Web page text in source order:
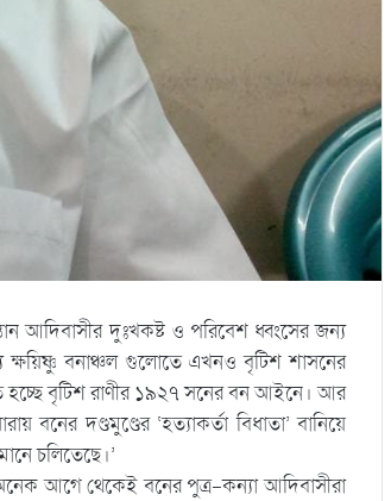
আদিবাসীর দুঃখকষ্ট ও পরিবেশ ধ্বংসের জন্য
ক্ষয়িষ্ণু বনাঞ্চল গুলোতে এখনও বৃটিশ শাসনের
হচ্ছে বৃটিশ রাণীর ১৯২৭ সনের বন আইনে। আর
দণ্ডমুণ্ডের ‘হত্যাকর্তা বিধাতা’ বানিয়ে
চলিতেছে।’
আগে থেকেই বনের পুত্র-কন্যা আদিবাসীরা